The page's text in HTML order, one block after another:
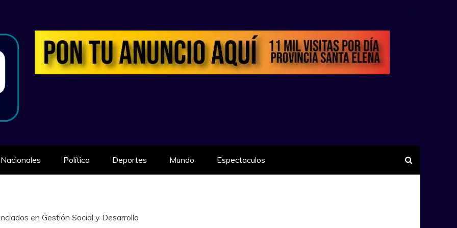
Nacionales Política Deportes Mundo Espectaculos
en Gestión Social y Desarrollo